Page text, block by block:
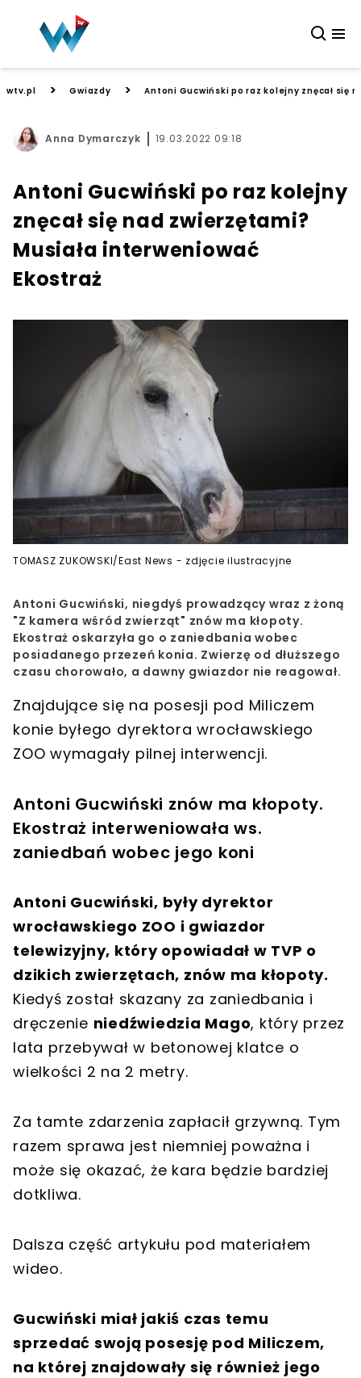
wtv.pl > Gwiazdy > Antoni Gucwiński po raz kolejny znęcał się
Anna Dymarczyk 19.03.2022 09:18
Antoni Gucwiński po raz kolejny
znęcał się nad zwierzętami?
Musiała interweniować
Ekostraż
TOMASZ ZUKOWSKI/East News - zdjęcie ilustracyjne
Antoni Gucwiński, niegdyś prowadzący wraz z żoną
"Z kamera wśród zwierząt" znów ma kłopoty.
Ekostraż oskarzyła go o zaniedbania wobec
posiadanego przezeń konia. Zwierzę od dłuższego
czasu chorowało, a dawny gwiazdor nie reagował.
Znajdujące się na posesji pod Miliczem
konie byłego dyrektora wrocławskiego
ZOO wymagały pilnej interwencji.
Antoni Gucwiński znów ma kłopoty.
Ekostraż interweniowała ws.
zaniedbań wobec jego koni
Antoni Gucwiński, były dyrektor
wrocławskiego ZOO i gwiazdor
telewizyjny, który opowiadał w TVP o
dzikich zwierzętach, znów ma kłopoty.
Kiedyś został skazany za zaniedbania i
dręczenie niedźwiedzia Mago, który przez
lata przebywał w betonowej klatce o
wielkości 2 na 2 metry.
Za tamte zdarzenia zapłacił grzywną. Tym
razem sprawa jest niemniej poważna i
może się okazać, że kara będzie bardziej
dotkliwa.
Dalsza część artykułu pod materiałem
wideo.
Gucwiński miał jakiś czas temu
sprzedać swoją posesję pod Miliczem,
na której znajdowały się również jego